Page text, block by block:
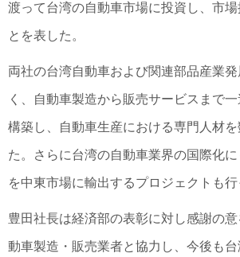
渡って台湾の自動車市場に投資し、市場
とを表した。
両社の台湾自動車および関連部品産業
く、自動車製造から販売サービスまで
構築し、自動車生産における専門人材
た。さらに台湾の自動車業界の国際化
を中東市場に輸出するプロジェクトも行
豊田社長は経済部の表彰に対し感謝の
動車製造・販売業者と協力し、今後も